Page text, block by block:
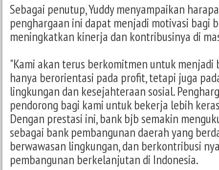
Sebagai penutup, Yuddy menyampaikan
penghargaan ini dapat menjadi motivasi bagi
meningkatkan kinerja dan kontribusinya di
"Kami akan terus berkomitmen untuk menjadi
hanya berorientasi pada profit, tetapi juga
lingkungan dan kesejahteraan sosial.
pendorong bagi kami untuk bekerja lebih
Dengan prestasi ini, bank bjb semakin
sebagai bank pembangunan daerah yang
berwawasan lingkungan, dan berkontribusi
pembangunan berkelanjutan di Indonesia.